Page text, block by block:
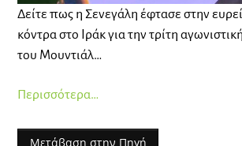
Δείτε πως η Σενεγάλη έφτασε στην
κόντρα στο Ιράκ για την τρίτη
του Μουντιάλ…
Περισσότερα…
Μετάβαση στην Πηγή